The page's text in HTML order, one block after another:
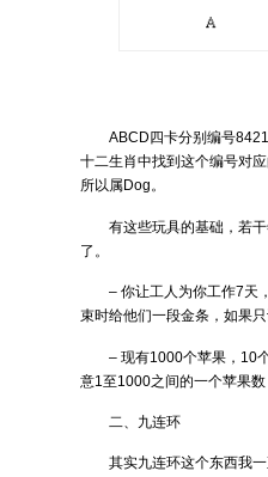
ABCD四卡分别编号
十二生肖中找到这个编号对
所以属Dog。
有这些玩具的基础，若
了。
– 你让工人为你工作7天
束时给他们一段金条，如果
– 现有1000个苹果，10
意1至1000之间的一个苹果
二、九连环
其实九连环这个东西我